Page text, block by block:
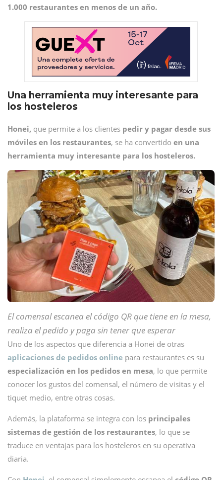
1.000 restaurantes en menos de un año.
Una herramienta muy interesante para
los hosteleros
Honei, que permite a los clientes pedir y pagar desde sus
móviles en los restaurantes, se ha convertido en una
herramienta muy interesante para los hosteleros.
El comensal escanea el código QR que tiene en la mesa,
realiza el pedido y paga sin tener que esperar
Uno de los aspectos que diferencia a Honei de otras
aplicaciones de pedidos online para restaurantes es su
especialización en los pedidos en mesa, lo que permite
conocer los gustos del comensal, el número de visitas y el
tiquet medio, entre otras cosas.
Además, la plataforma se integra con los principales
sistemas de gestión de los restaurantes, lo que se
traduce en ventajas para los hosteleros en su operativa
diaria.